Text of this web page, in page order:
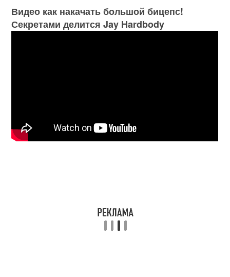
Видео как накачать большой бицепс!
Секретами делится Jay Hardbody